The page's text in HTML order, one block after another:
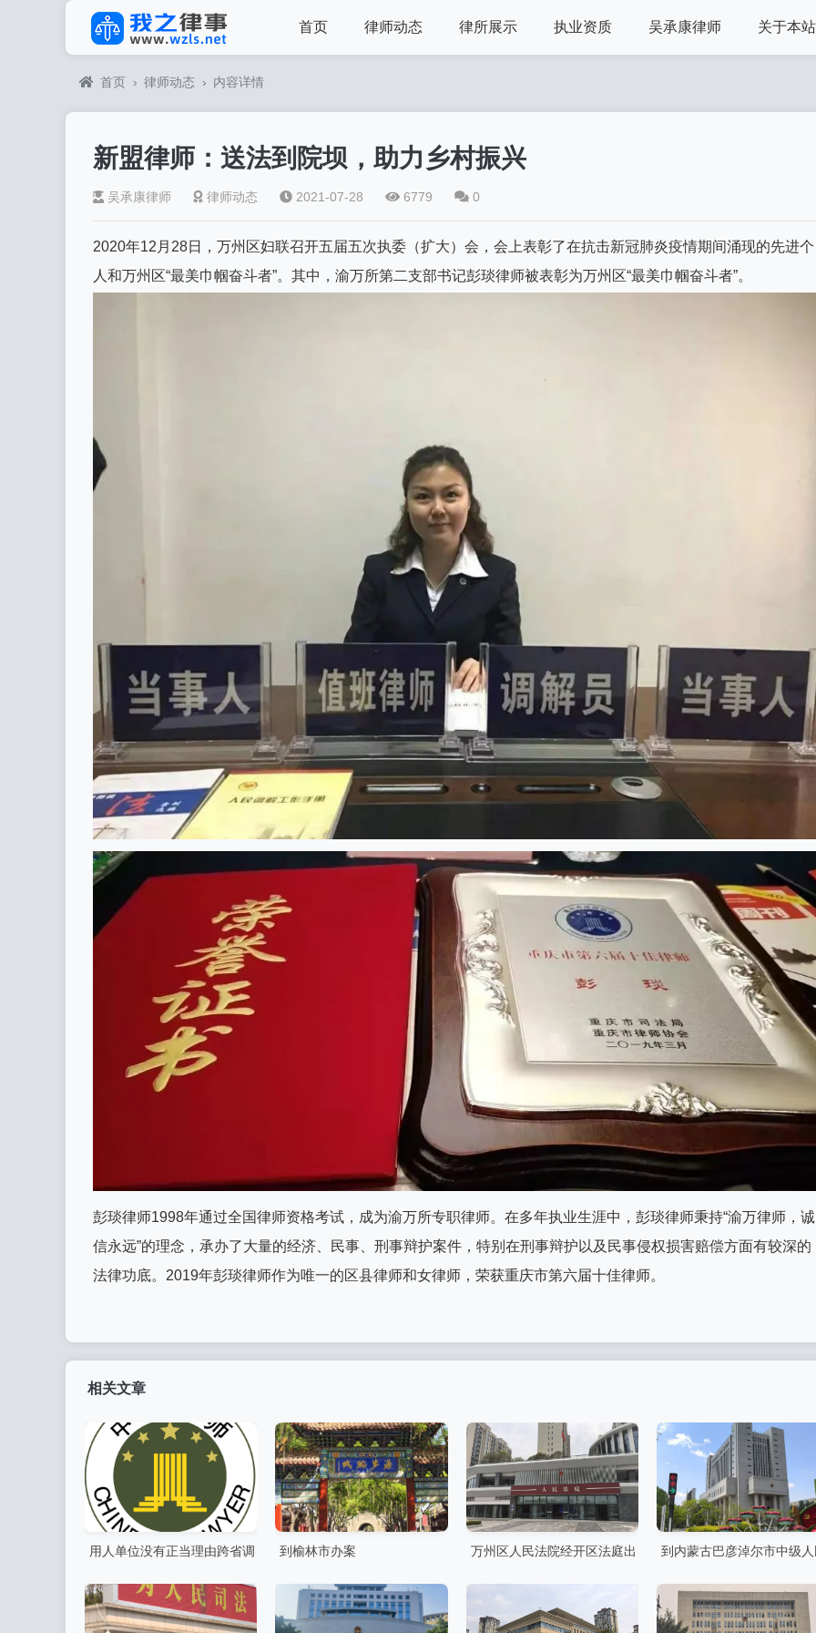
首页 律师动态 律所展示 执业资质 吴承康律师 关于本站
首页 › 律师动态 › 内容详情
新盟律师：送法到院坝，助力乡村振兴
吴承康律师 律师动态 2021-07-28 6779 0
2020年12月28日，万州区妇联召开五届五次执委（扩大）会，会上表彰了在抗击新冠肺炎疫情期间涌现的先进个
人和万州区“最美巾帼奋斗者”。其中，渝万所第二支部书记彭琰律师被表彰为万州区“最美巾帼奋斗者”。
彭琰律师1998年通过全国律师资格考试，成为渝万所专职律师。在多年执业生涯中，彭琰律师秉持“渝万律师，诚
信永远”的理念，承办了大量的经济、民事、刑事辩护案件，特别在刑事辩护以及民事侵权损害赔偿方面有较深的
法律功底。2019年彭琰律师作为唯一的区县律师和女律师，荣获重庆市第六届十佳律师。
相关文章
用人单位没有正当理由跨省调
岗违法，劳动者有权拒绝，单
位以此为由解除劳动合同应当
到榆林市办案
万州区人民法院经开区法庭出
庭
到内蒙古巴彦淖尔市中级
法院出庭